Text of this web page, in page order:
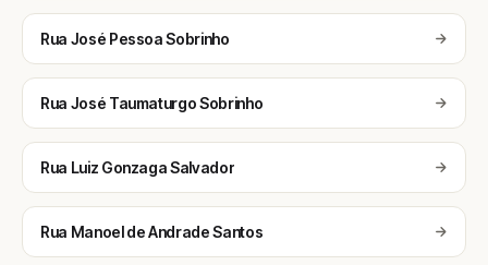
Rua José Pessoa Sobrinho
Rua José Taumaturgo Sobrinho
Rua Luiz Gonzaga Salvador
Rua Manoel de Andrade Santos